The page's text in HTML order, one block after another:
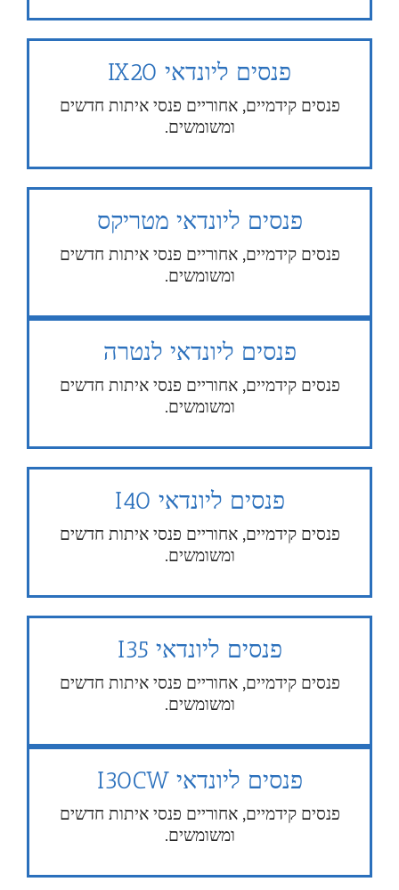
פנסים ליונדאי IX20
פנסים קידמיים, אחוריים פנסי איתות חדשים
ומשומשים.
פנסים ליונדאי מטריקס
פנסים קידמיים, אחוריים פנסי איתות חדשים
ומשומשים.
פנסים ליונדאי לנטרה
פנסים קידמיים, אחוריים פנסי איתות חדשים
ומשומשים.
פנסים ליונדאי I40
פנסים קידמיים, אחוריים פנסי איתות חדשים
ומשומשים.
פנסים ליונדאי I35
פנסים קידמיים, אחוריים פנסי איתות חדשים
ומשומשים.
פנסים ליונדאי I30CW
פנסים קידמיים, אחוריים פנסי איתות חדשים
ומשומשים.